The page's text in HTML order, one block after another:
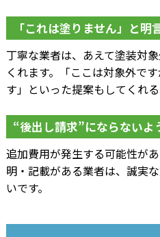
「これは塗りません」と明
丁寧な業者は、あえて塗装対
くれます。「ここは対象外で
す」といった提案もしてくれる
“後出し請求”にならないよ
追加費用が発生する可能性が
明・記載がある業者は、誠実
いです。